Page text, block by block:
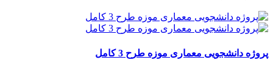
پروژه دانشجویی معماری موزه طرح 3 کامل